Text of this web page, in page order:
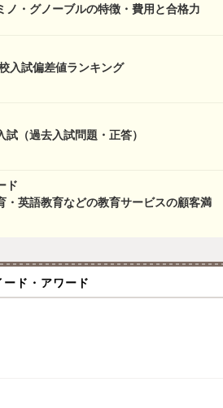
ノ・グノーブルの特徴・費用と合格力
入試偏差値ランキング
試（過去入試問題・正答）
ド
・英語教育などの教育サービスの顧客満
ード・アワード